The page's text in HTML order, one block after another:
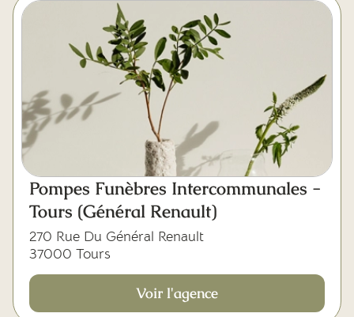
Pompes Funèbres Intercommunales -
Tours (Général Renault)
270 Rue Du Général Renault
37000 Tours
Voir l'agence